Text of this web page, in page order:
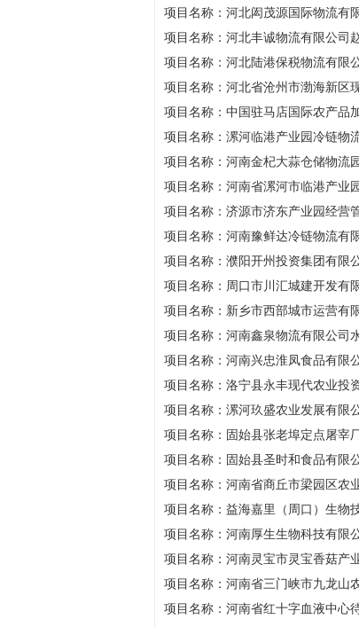
项目名称：河北闳茂源国际物流有
项目名称：河北丰诚物流有限公司
项目名称：河北陆港保税物流有限
项目名称：河北省沧州市渤海新区
项目名称：中国驻马店国际农产品
项目名称：漯河临港产业园冷链物
项目名称：河南金杞大蒜仓储物流
项目名称：河南省漯河市临港产业
项目名称：济源市济东产业园经营
项目名称：河南豫鲜达冷链物流有
项目名称：濮阳开州投资集团有限
项目名称：周口市川汇城建开发有
项目名称：新乡市西部城市运营有
项目名称：河南鑫泉物流有限公司
项目名称：河南兴忠淮凤食品有限
项目名称：洛宁县永丰现代农业投
项目名称：漯河玖盛农业发展有限
项目名称：固始县张老埠定点屠宰
项目名称：固始县圣时和食品有限
项目名称：河南省商丘市梁园区农
项目名称：益海嘉里（周口）生物
项目名称：河南厚生生物科技有限
项目名称：河南灵宝市灵宝香菇产
项目名称：河南省三门峡市九龙山
项目名称：河南省红十字血液中心